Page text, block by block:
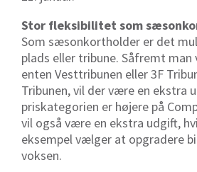
Stor fleksibilitet som
Som sæsonkortholder er det
plads eller tribune. Såfremt
enten Vesttribunen eller 3F
Tribunen, vil der være en ekstra
priskategorien er højere på
vil også være en ekstra udgift,
eksempel vælger at opgradere
voksen.